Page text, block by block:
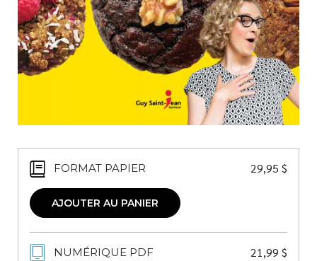
AUTEURS
À PROPOS
CONTACT
FORMAT PAPIER 29,95 $
AJOUTER AU PANIER
NUMÉRIQUE PDF 21,99 $